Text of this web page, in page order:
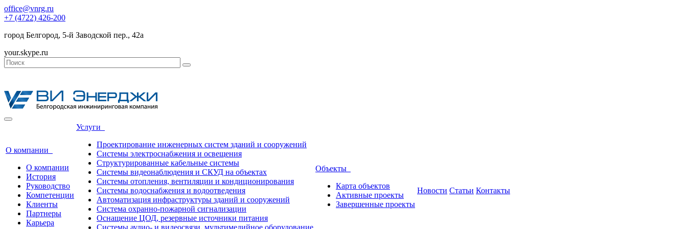
office@vnrg.ru
+7 (4722) 426-200
город Белгород, 5-й Заводской пер., 42а
your.skype.ru
О компании
О компании
История
Руководство
Компетенции
Клиенты
Партнеры
Карьера
Услуги
Проектирование инженерных систем зданий и сооружений
Системы электроснабжения и освещения
Структурированные кабельные системы
Системы видеонаблюдения и СКУД на объектах
Системы отопления, вентиляции и кондиционирования
Системы водоснабжения и водоотведения
Автоматизация инфраструктуры зданий и сооружений
Система охранно-пожарной сигнализации
Оснащение ЦОД, резервные источники питания
Системы аудио- и видеосвязи, мультимедийное оборудование
Объекты
Карта объектов
Активные проекты
Завершенные проекты
Новости Статьи Контакты